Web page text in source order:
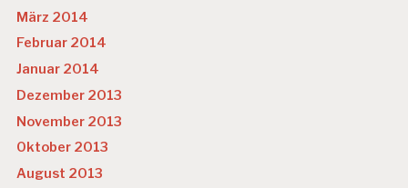
März 2014
Februar 2014
Januar 2014
Dezember 2013
November 2013
Oktober 2013
August 2013